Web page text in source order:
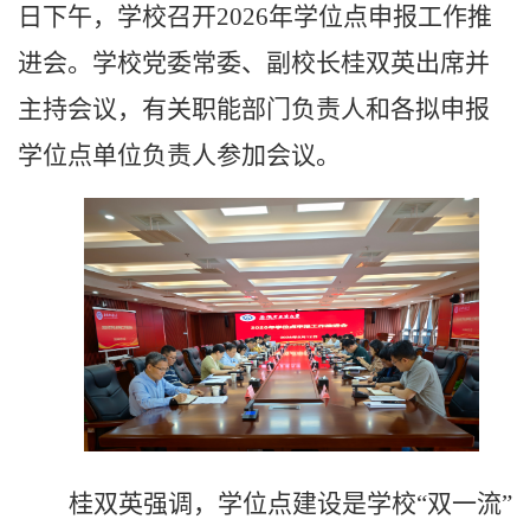
日下午，学校召开2026年学位点申报工作推
进会。学校党委常委、副校长桂双英出席并
主持会议，有关职能部门负责人和各拟申报
学位点单位负责人参加会议。
桂双英强调，学位点建设是学校“双一流”